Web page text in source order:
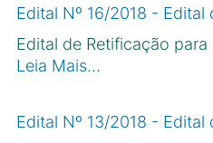
Edital Nº 16/2018 - Edital
Edital de Retificação para
Leia Mais…
Edital Nº 13/2018 - Edital